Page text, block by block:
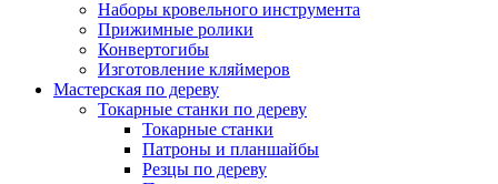
Наборы кровельного инструмента
Прижимные ролики
Конвертогибы
Изготовление кляймеров
Мастерская по дереву
Токарные станки по дереву
Токарные станки
Патроны и планшайбы
Резцы по дереву